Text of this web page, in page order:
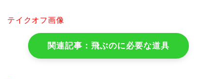
テイクオフ画像
関連記事：飛ぶのに必要な道具